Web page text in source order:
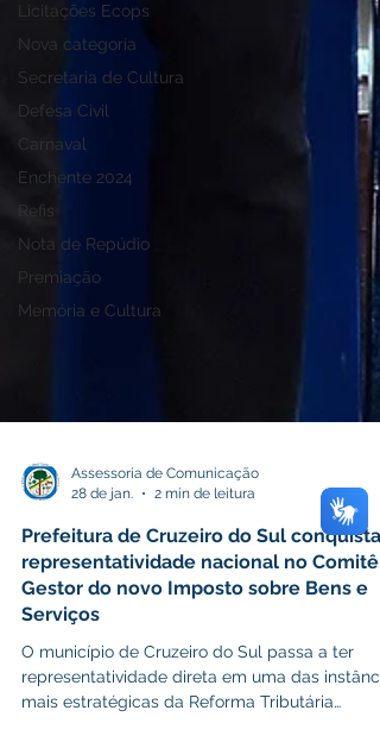
Licitações Ecops
Nova categoria
Secretaria de Cultura
Defesa Civil
Carnaval
Enchente 2024
Refis
Nota de Repúdio
Premiação
Memória e Cultura
28 de jan.
2 min de leitura
Prefeitura de Cruzeiro do Sul conquista
representatividade nacional no Comitê
Gestor do novo Imposto sobre Bens e
Serviços
O município de Cruzeiro do Sul passa a ter
representatividade direta em uma das